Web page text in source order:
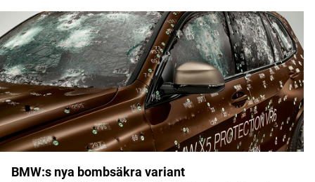
Obligatoriska fält är märkta*
Kommentar*
Namn*
BMW:s nya bombsäkra variant